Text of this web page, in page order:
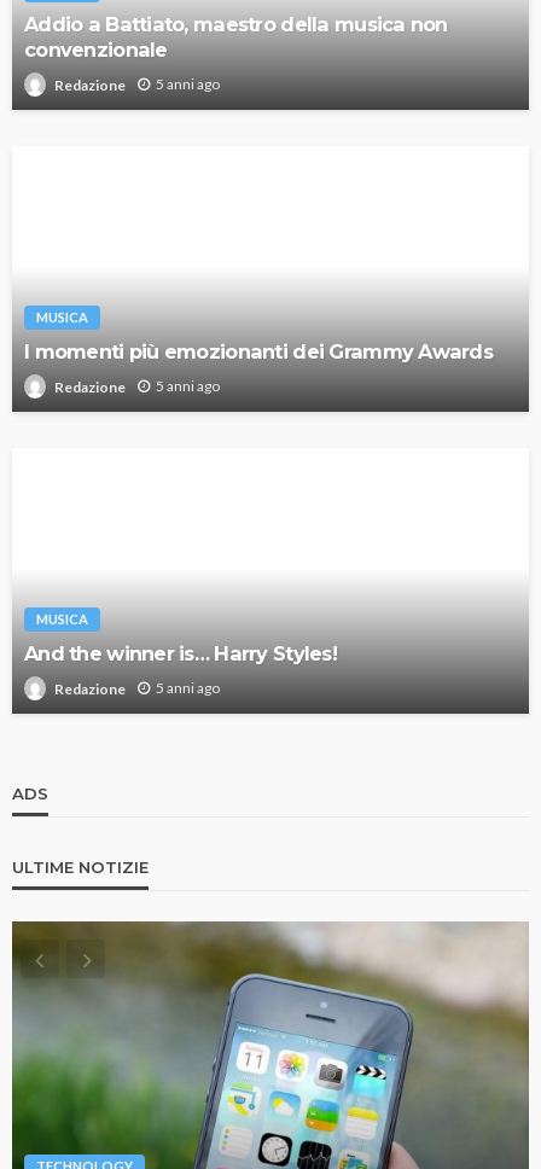
Addio a Battiato, maestro della musica non
convenzionale
Redazione 5 anni ago
MUSICA
I momenti più emozionanti dei Grammy Awards
Redazione 5 anni ago
MUSICA
And the winner is… Harry Styles!
Redazione 5 anni ago
ADS
ULTIME NOTIZIE